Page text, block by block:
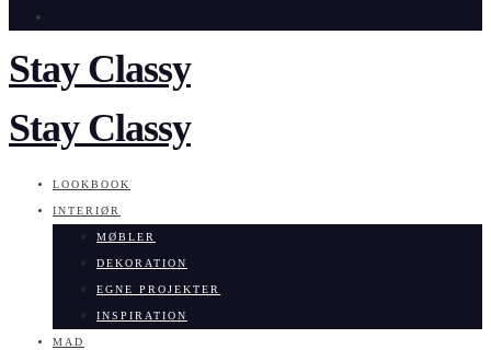
Stay Classy
Stay Classy
LOOKBOOK
INTERIØR
MØBLER
DEKORATION
EGNE PROJEKTER
INSPIRATION
MAD